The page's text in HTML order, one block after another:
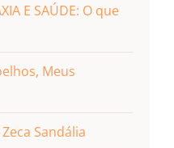
E SAÚDE: O que
Meus
Sandália